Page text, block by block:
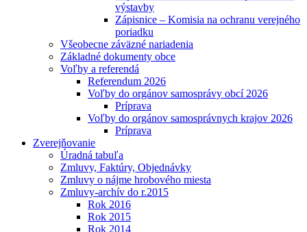
výstavby
Zápisnice – Komisia na ochranu verejného
poriadku
Všeobecne záväzné nariadenia
Základné dokumenty obce
Voľby a referendá
Referendum 2026
Voľby do orgánov samosprávy obcí 2026
Príprava
Voľby do orgánov samosprávnych krajov 2026
Príprava
Zverejňovanie
Úradná tabuľa
Zmluvy, Faktúry, Objednávky
Zmluvy o nájme hrobového miesta
Zmluvy-archív do r.2015
Rok 2016
Rok 2015
Rok 2014